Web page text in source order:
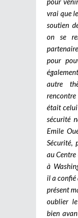
vrai que
soutien
on se
pour
autre
était celui
sécurité
Emile
Sécurité,
au Centre
à
il a confié
présent
oublier
bien